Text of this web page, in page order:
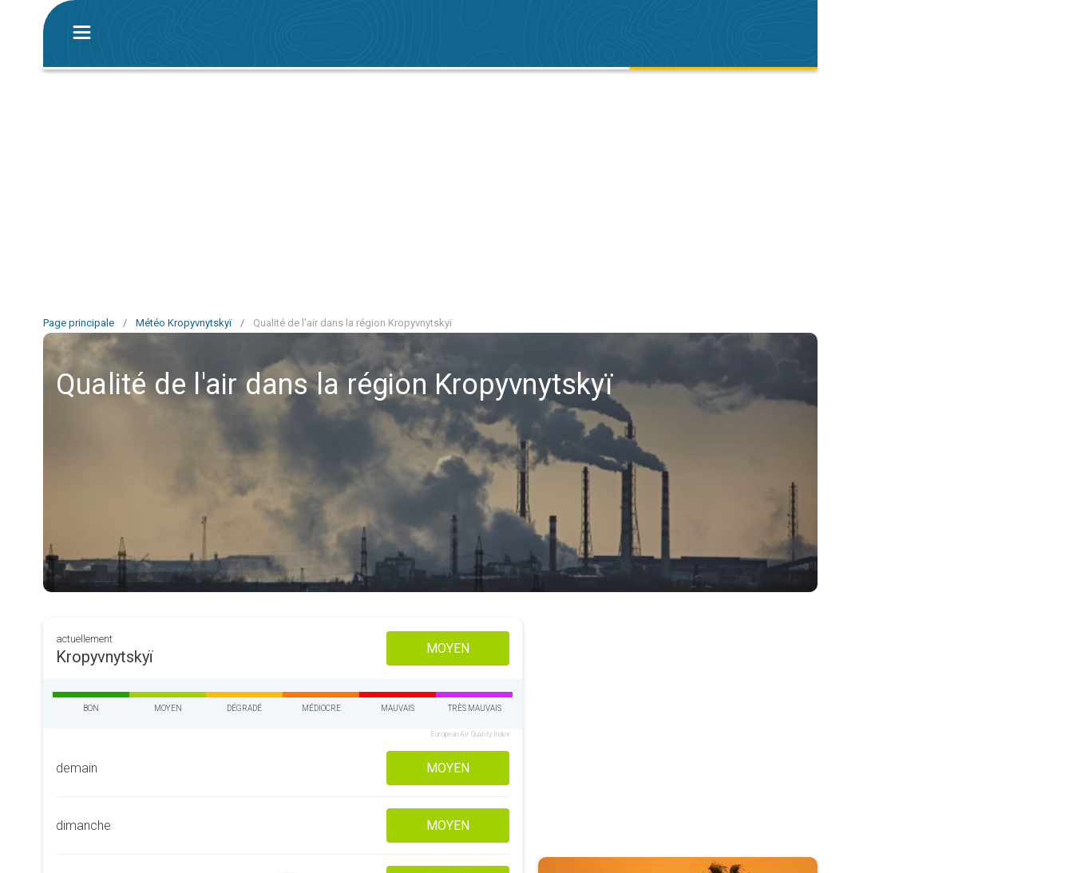
Page principale / Météo Kropyvnytskyï / Qualité de l'air dans la région Kropyvnytskyï
Qualité de l'air dans la région Kropyvnytskyï
actuellement
Kropyvnytskyï MOYEN
BON MOYEN DÉGRADÉ MÉDIOCRE MAUVAIS TRÈS MAUVAIS
European Air Quality Index
demain MOYEN
dimanche MOYEN
Que faire en cas de brume sèche ?. Qualité de l'air. . .